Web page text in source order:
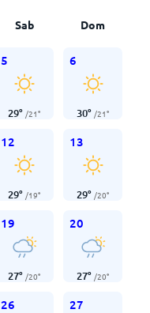
Sab Dom
5
29° /21°
6
30° /21°
12
29° /19°
13
29° /20°
19
27° /20°
20
27° /20°
26 27